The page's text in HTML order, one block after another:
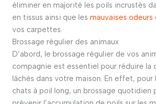
éliminer en majorité les poils incrustés
en tissus ainsi que les mauvaises odeurs
vos carpettes.
Brossage régulier des animaux
D’abord, le brossage régulier de vos
compagnie est essentiel pour réduire la
lâchés dans votre maison. En effet, pour
chats à poil long, un brossage quotidien